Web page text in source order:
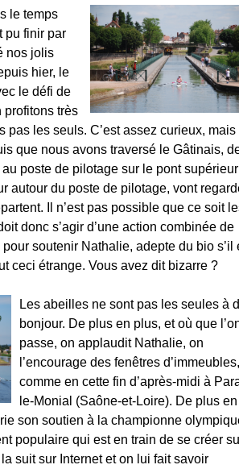
le temps
pu finir par
nos jolis
hier, le
le défi de
profitons très
pas les seuls. C’est assez curieux, mais
que nous avons traversé le Gâtinais,
poste de pilotage sur le pont
autour du poste de pilotage, vont
Il n’est pas possible que ce soit
donc s’agir d’une action combinée de
soutenir Nathalie, adepte du bio s’il
ceci étrange. Vous avez dit bizarre ?
Les abeilles ne sont pas les seules à
bonjour. De plus en plus, et où que
passe, on applaudit Nathalie, on
l’encourage des fenêtres d’immeubles,
comme en cette fin d’après-midi à
le-Monial (Saône-et-Loire). De plus en
son soutien à la championne
populaire qui est en train de se créer
suit sur Internet et on lui fait savoir